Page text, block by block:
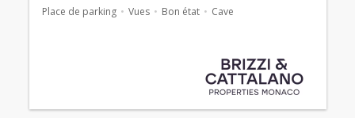
Place de parking Vues Bon état Cave